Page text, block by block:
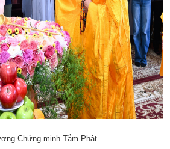
Chứng minh Tắm Phật